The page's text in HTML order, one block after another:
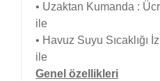
• Uzaktan Kumanda :
ile
• Havuz Suyu Sıcaklığı
ile
Genel özellikleri